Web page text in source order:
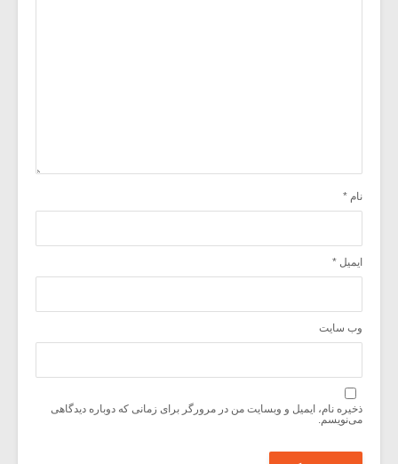
نام *
ایمیل *
وب‌ سایت
ذخیره نام، ایمیل و وبسایت من در مرورگر برای زمانی که دوباره دیدگاهی
می‌نویسم.